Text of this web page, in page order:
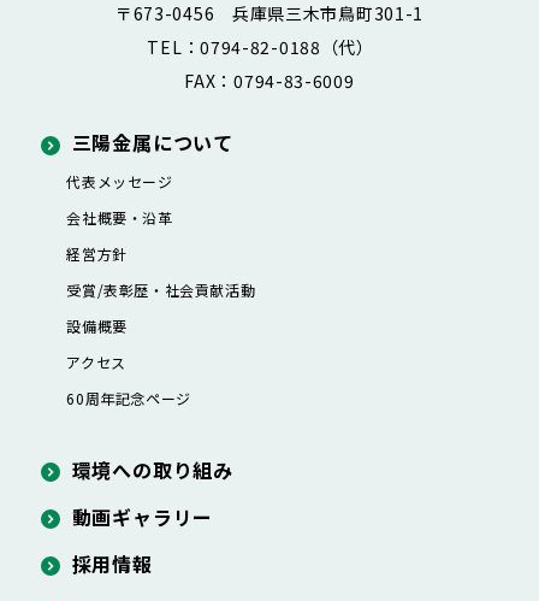
〒673-0456 兵庫県三木市鳥町301-1
TEL：0794-82-0188（代）
FAX：0794-83-6009
三陽金属について
代表メッセージ
会社概要・沿革
経営方針
受賞/表彰歴・社会貢献活動
設備概要
アクセス
60周年記念ページ
環境への取り組み
動画ギャラリー
採用情報